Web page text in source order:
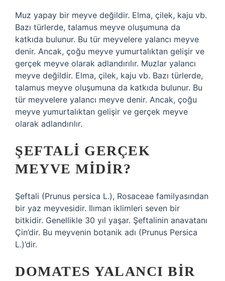
Muz yapay bir meyve değildir. Elma, çilek, kaju vb.
Bazı türlerde, talamus meyve oluşumuna da
katkıda bulunur. Bu tür meyvelere yalancı meyve
denir. Ancak, çoğu meyve yumurtalıktan gelişir ve
gerçek meyve olarak adlandırılır. Muzlar yalancı
meyve değildir. Elma, çilek, kaju vb. Bazı türlerde,
talamus meyve oluşumuna da katkıda bulunur. Bu
tür meyvelere yalancı meyve denir. Ancak, çoğu
meyve yumurtalıktan gelişir ve gerçek meyve
olarak adlandırılır.
ŞEFTALI GERÇEK
MEYVE MIDIR?
Şeftali (Prunus persica L.), Rosaceae familyasından
bir yaz meyvesidir. Ilıman iklimleri seven bir
bitkidir. Genellikle 30 yıl yaşar. Şeftalinin anavatanı
Çin’dir. Bu meyvenin botanik adı (Prunus Persica
L.)’dir.
DOMATES YALANCI BIR